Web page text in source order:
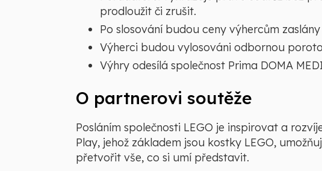
prodloužit či zrušit.
Po slosování budou ceny výhercům
Výherci budou vylosováni odbornou
Výhry odesílá společnost Prima DOMA
O partnerovi soutěže
Posláním společnosti LEGO je inspirovat a
Play, jehož základem jsou kostky LEGO,
přetvořit vše, co si umí představit.